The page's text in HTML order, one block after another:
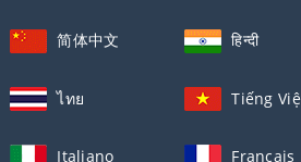
简体中文 हिन्दी
ไทย Tiếng
Italiano Français